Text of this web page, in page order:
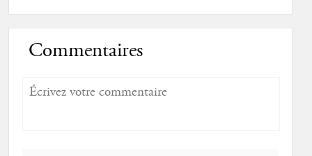
Commentaires